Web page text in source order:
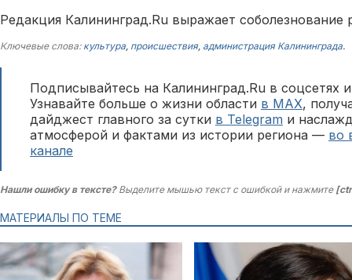
Редакция Калининград.Ru выражает
Ключевые слова: культура, происшествия, администрация Калининграда.
Подписывайтесь на Калининград.Ru в соцсетях
Узнавайте больше о жизни области в MAX,
дайджест главного за сутки в Telegram и
атмосферой и фактами из истории региона — во
канале
Нашли ошибку в тексте?Выделите мышью текст с ошибкой и нажмите
МАТЕРИАЛЫ ПО ТЕМЕ